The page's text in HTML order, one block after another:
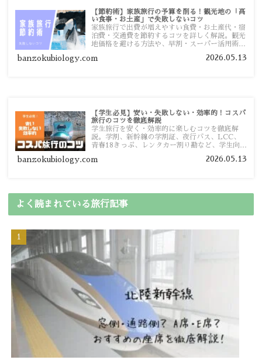
【節約術】家族旅行の予算を削る！観光地の「高
い食事・お土産」で失敗しないコツ
家族旅行で出費が増えやすい食費・お土産代・宿
泊費・交通費を節約するコツを詳しく解説。観光
地価格を避ける方法や、早割・スーパー活用術、
banzokubiology.com 2026.05.13
【学生必見】安い・失敗しない・効率的！コスパ
旅行のコツを徹底解説
学生旅行を安く・効率的に楽しむコツを徹底解
説。学割、新幹線の学割証、夜行バス、LCC、
青春18きっぷ、レンタカー割り勘など、学生向け
banzokubiology.com 2026.05.13
よく読まれている旅行記事